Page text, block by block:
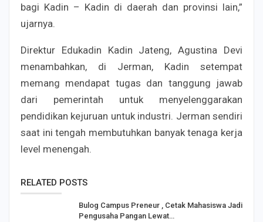
bagi Kadin – Kadin di daerah dan provinsi lain,”
ujarnya.
Direktur Edukadin Kadin Jateng, Agustina Devi
menambahkan, di Jerman, Kadin setempat
memang mendapat tugas dan tanggung jawab
dari pemerintah untuk menyelenggarakan
pendidikan kejuruan untuk industri. Jerman sendiri
saat ini tengah membutuhkan banyak tenaga kerja
level menengah.
RELATED POSTS
Bulog Campus Preneur , Cetak Mahasiswa Jadi
Pengusaha Pangan Lewat…